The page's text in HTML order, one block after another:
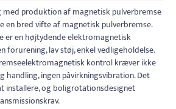
med produktion af magnetisk pulverbremse
en bred vifte af magnetisk pulverbremse.
er en højtydende elektromagnetisk
forurening, lav støj, enkel vedligeholdelse.
kontrol kræver ikke
handling, ingen påvirkningsvibration. Det
installere, og boligrotationsdesignet